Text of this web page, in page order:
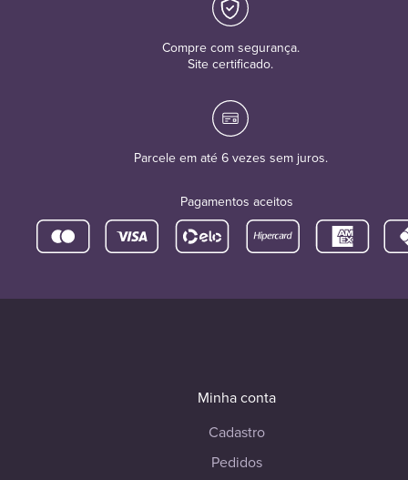
Compre com segurança.
Site certificado.
Parcele em até 6 vezes sem juros.
Pagamentos aceitos
Minha conta
Cadastro
Pedidos